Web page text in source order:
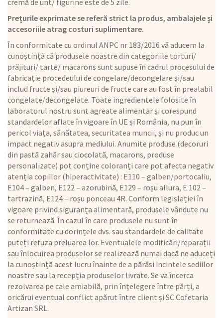
Prețurile exprimate se referă strict la produs, ambalajele și
accesoriile atrag costuri suplimentare.
În conformitate cu ordinul ANPC nr 183/2016 vă aducem la
cunoștință că produsele noastre din categoriile torturi/
prăjituri/ tarte/ macarons sunt supuse în cadrul procesului de
fabricație procedeului de congelare/decongelare și/sau
includ fructe și/sau piureuri de fructe care au fost în prealabil
congelate/decongelate. Toate ingredientele folosite în
laboratorul nostru sunt agreate alimentar și corespund
standardelor aflate în vigoare în UE și România, nu pun în
pericol viața, sănătatea, securitatea muncii, și nu produc un
impact negativ asupra mediului. Anumite produse (decoruri
din pastă zahăr sau ciocolată, macarons, produse
personalizate) pot conține coloranți care pot afecta negativ
atenția copiilor (hiperactivitate) : E110 – galben/portocaliu,
E104 – galben, E122 – azorubină, E129 – roșu allura, E 102 –
tartrazină, E124 – roșu ponceau 4R. Conform legislației în
vigoare privind siguranța alimentară, produsele vândute nu
se returnează. În cazul în care produsele nu sunt în
conformitate cu dorințele dvs. sau standardele de calitate
puteți refuza preluarea lor. Eventualele modificări/reparații
sau înlocuirea produselor se realizează numai dacă ne aduceți
la cunoștință acest lucru înainte de a părăsi incintele sediilor
noastre sau la recepția produselor livrate. Se va încerca
rezolvarea pe cale amiabilă, prin înțelegere între părți, a
oricărui eventual conflict apărut între client și SC Cofetaria
Artizan SRL.